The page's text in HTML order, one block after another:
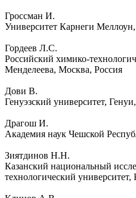
Гроссман И.
Университет Карнеги
Гордеев Л.С.
Российский химико-
Менделеева, Москва, Россия
Дови В.
Генуэзский университет,
Драгош И.
Академия наук Чешской
Зиятдинов Н.Н.
Казанский национальный
технологический университет,